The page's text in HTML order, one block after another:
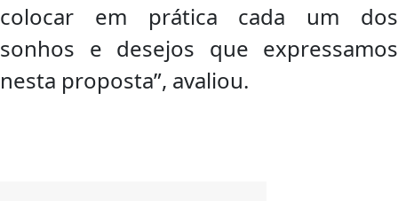
colocar em prática cada um dos
sonhos e desejos que expressamos
nesta proposta”, avaliou.